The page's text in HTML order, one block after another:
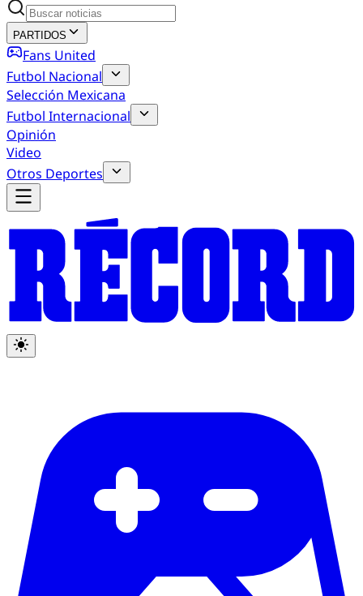
PARTIDOS
Fans United
Futbol Nacional
Selección Mexicana
Futbol Internacional
Opinión
Video
Otros Deportes